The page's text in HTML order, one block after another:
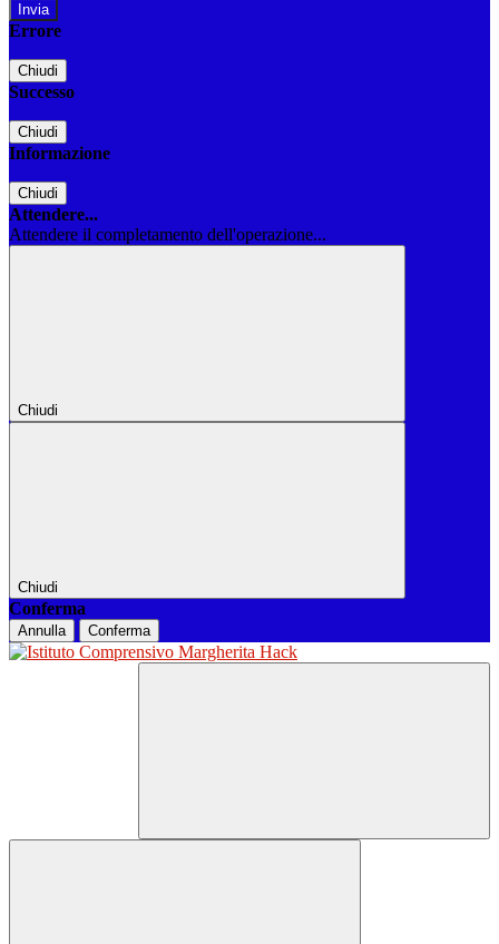
Errore
Chiudi
Successo
Chiudi
Informazione
Chiudi
Attendere...
Attendere il completamento dell'operazione...
Chiudi
Chiudi
Conferma
Annulla Conferma